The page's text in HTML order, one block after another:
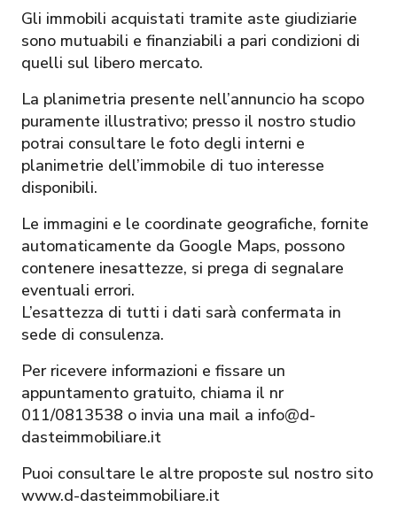
Gli immobili acquistati tramite aste giudiziarie
sono mutuabili e finanziabili a pari condizioni di
quelli sul libero mercato.
La planimetria presente nell’annuncio ha scopo
puramente illustrativo; presso il nostro studio
potrai consultare le foto degli interni e
planimetrie dell’immobile di tuo interesse
disponibili.
Le immagini e le coordinate geografiche, fornite
automaticamente da Google Maps, possono
contenere inesattezze, si prega di segnalare
eventuali errori.
L’esattezza di tutti i dati sarà confermata in
sede di consulenza.
Per ricevere informazioni e fissare un
appuntamento gratuito, chiama il nr
011/0813538 o invia una mail a info@d-
dasteimmobiliare.it
Puoi consultare le altre proposte sul nostro sito
www.d-dasteimmobiliare.it